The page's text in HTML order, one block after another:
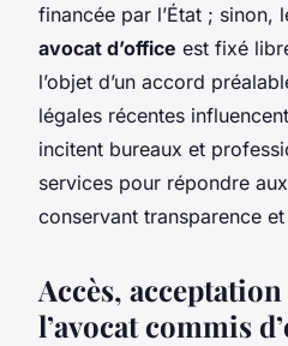
financée par l’État ; sinon,
avocat d’office est fixé
l’objet d’un accord
légales récentes
incitent bureaux et
services pour répondre
conservant transparence
Accès,
l’avocat commis